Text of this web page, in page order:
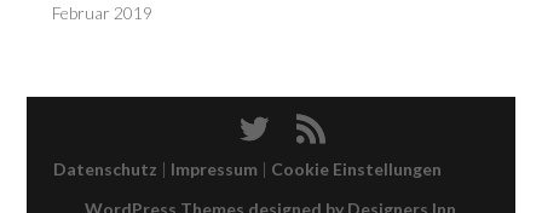
Februar 2019
Datenschutz | Impressum | Cookie Einstellungen